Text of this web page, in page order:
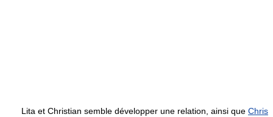
Lita et Christian semble développer une relation, ainsi que Chris